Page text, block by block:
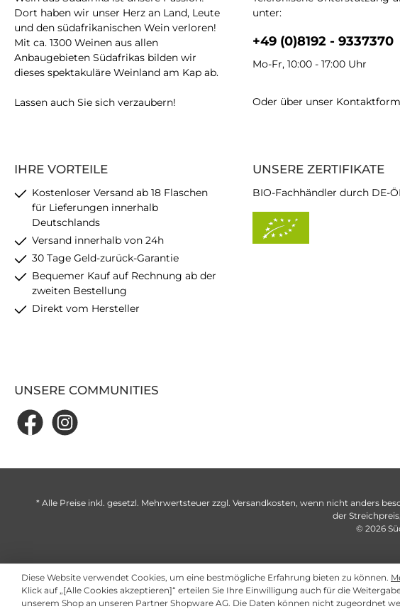
unter:
+49 (0)8192 - 9337370
Mo-Fr, 10:00 - 17:00 Uhr
Oder über unser
IHRE VORTEILE
Kostenloser Versand ab 18 Flaschen
für Lieferungen innerhalb
Deutschlands
Versand innerhalb von 24h
30 Tage Geld-zurück-Garantie
Bequemer Kauf auf Rechnung ab der
zweiten Bestellung
Direkt vom Hersteller
Dort haben wir unser Herz an Land, Leute
und den südafrikanischen Wein verloren!
Mit ca. 1300 Weinen aus allen
Anbaugebieten Südafrikas bilden wir
dieses spektakuläre Weinland am Kap ab.
Lassen auch Sie sich verzaubern!
UNSERE ZERTIFIKATE
BIO-Fachhändler durch DE-
UNSERE COMMUNITIES
* Alle Preise inkl. gesetzl. Mehrwertsteuer zzgl. Versandkosten, wenn nicht anders
der
© 2026
Diese Website verwendet Cookies, um eine bestmögliche Erfahrung bieten zu können.
Klick auf „[Alle Cookies akzeptieren]“ erteilen Sie Ihre Einwilligung auch für die
unserem Shop an unseren Partner Shopware AG. Die Daten können nicht zugeordnet